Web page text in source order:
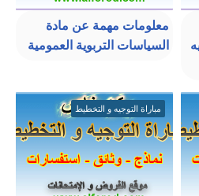
معلومات مهمة عن مادة
السياسات التربوية العمومية
مباراة التوجيه و التخطيط